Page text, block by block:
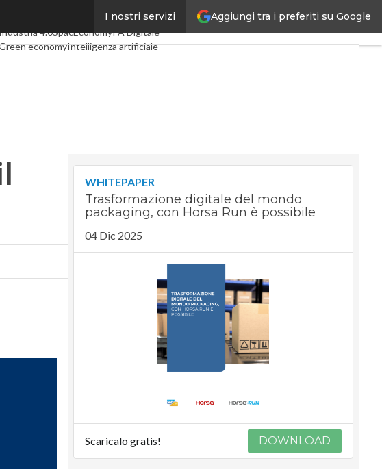
Aggiungi tra i preferiti su Google
I nostri servizi
Digital EconomyTelco
4.0SpacEconomyPA Digitale
economyIntelligenza artificiale
WHITEPAPER
Trasformazione digitale del mondo
packaging, con Horsa Run è possibile
04 Dic 2025
Scaricalo gratis! DOWNLOAD